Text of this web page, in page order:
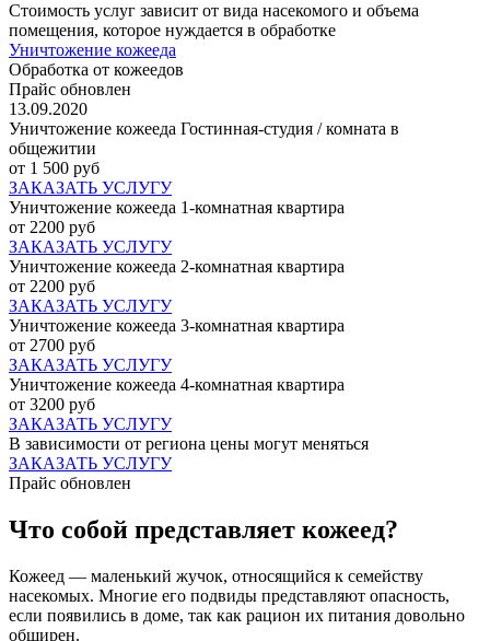
Стоимость услуг зависит от вида насекомого и объема
помещения, которое нуждается в обработке
Уничтожение кожееда
Обработка от кожеедов
Прайс обновлен
13.09.2020
Уничтожение кожееда Гостинная-студия / комната в
общежитии
от 1 500 руб
ЗАКАЗАТЬ УСЛУГУ
Уничтожение кожееда 1-комнатная квартира
от 2200 руб
ЗАКАЗАТЬ УСЛУГУ
Уничтожение кожееда 2-комнатная квартира
от 2200 руб
ЗАКАЗАТЬ УСЛУГУ
Уничтожение кожееда 3-комнатная квартира
от 2700 руб
ЗАКАЗАТЬ УСЛУГУ
Уничтожение кожееда 4-комнатная квартира
от 3200 руб
ЗАКАЗАТЬ УСЛУГУ
В зависимости от региона цены могут меняться
ЗАКАЗАТЬ УСЛУГУ
Прайс обновлен
Что собой представляет кожеед?
Кожеед — маленький жучок, относящийся к семейству
насекомых. Многие его подвиды представляют опасность,
если появились в доме, так как рацион их питания довольно
обширен.